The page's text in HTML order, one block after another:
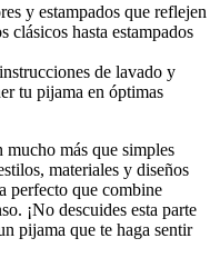
y estampados que reflejen
clásicos hasta estampados
de lavado y
tu pijama en óptimas
mucho más que simples
materiales y diseños
perfecto que combine
¡No descuides esta parte
pijama que te haga sentir